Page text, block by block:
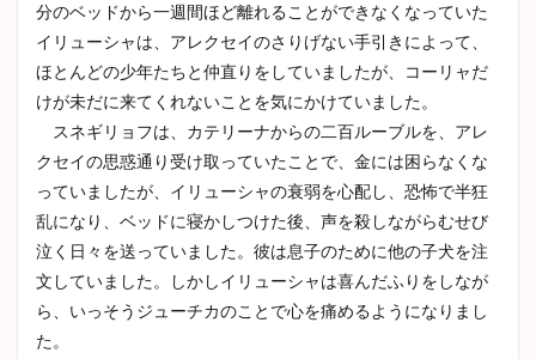
分のベッドから一週間ほど離れることができなくなっていた
イリューシャは、アレクセイのさりげない手引きによって、
ほとんどの少年たちと仲直りをしていましたが、コーリャだ
けが未だに来てくれないことを気にかけていました。
スネギリョフは、カテリーナからの二百ルーブルを、アレ
クセイの思惑通り受け取っていたことで、金には困らなくな
っていましたが、イリューシャの衰弱を心配し、恐怖で半狂
乱になり、ベッドに寝かしつけた後、声を殺しながらむせび
泣く日々を送っていました。彼は息子のために他の子犬を注
文していました。しかしイリューシャは喜んだふりをしなが
ら、いっそうジューチカのことで心を痛めるようになりまし
た。